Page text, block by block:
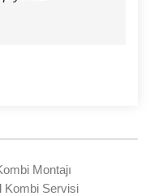
Montajı
Kombi Servisi